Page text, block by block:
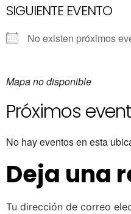
SIGUIENTE EVENTO
No existen próximos
Mapa no disponible
Próximos
No hay eventos en esta
Deja una
Tu dirección de correo